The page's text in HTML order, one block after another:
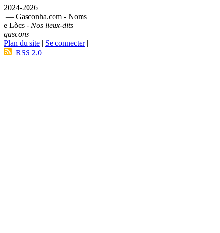
2024-2026
— Gasconha.com - Noms
e Lòcs - Nos lieux-dits
gascons
Plan du site | Se connecter|
RSS 2.0